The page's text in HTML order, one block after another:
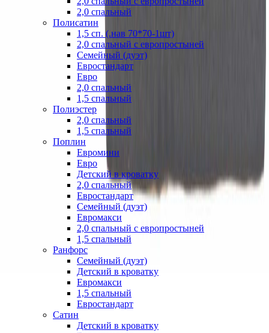
2,0 спальный
Полисатин
1,5 сп. (.нав 70*70-1шт)
2,0 спальный с европростыней
Семейный (дуэт)
Евростандарт
Евро
2,0 спальный
1,5 спальный
Полиэстер
2,0 спальный
1,5 спальный
Поплин
Евромини
Евро
Детский в кроватку
2,0 спальный
Евростандарт
Семейный (дуэт)
Евромакси
2,0 спальный с европростыней
1,5 спальный
Ранфорс
Семейный (дуэт)
Детский в кроватку
Евромакси
1,5 спальный
Евростандарт
Сатин
Детский в кроватку